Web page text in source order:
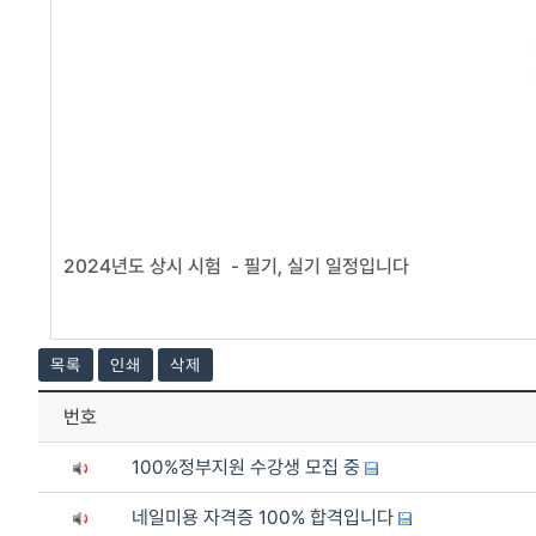
2024년도 상시 시험 - 필기, 실기 일정입니다
목록 인쇄 삭제
번호
100%정부지원 수강생 모집 중
네일미용 자격증 100% 합격입니다